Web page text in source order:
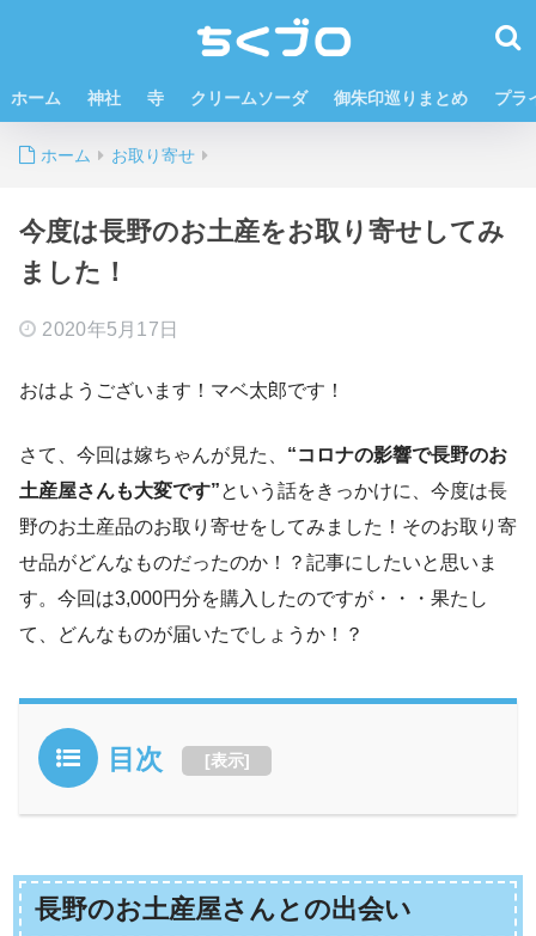
ホーム 神社 寺 クリームソーダ 御朱印巡りまとめ プラ
ホーム お取り寄せ
今度は長野のお土産をお取り寄せしてみ
ました！
2020年5月17日
おはようございます！マベ太郎です！
さて、今回は嫁ちゃんが見た、 “コロナの影響で長野のお
土産屋さんも大変です”という話をきっかけに、今度は長
野のお土産品のお取り寄せをしてみました！そのお取り寄
せ品がどんなものだったのか！？記事にしたいと思いま
す。今回は3,000円分を購入したのですが・・・果たし
て、どんなものが届いたでしょうか！？
目次 [表示]
長野のお土産屋さんとの出会い